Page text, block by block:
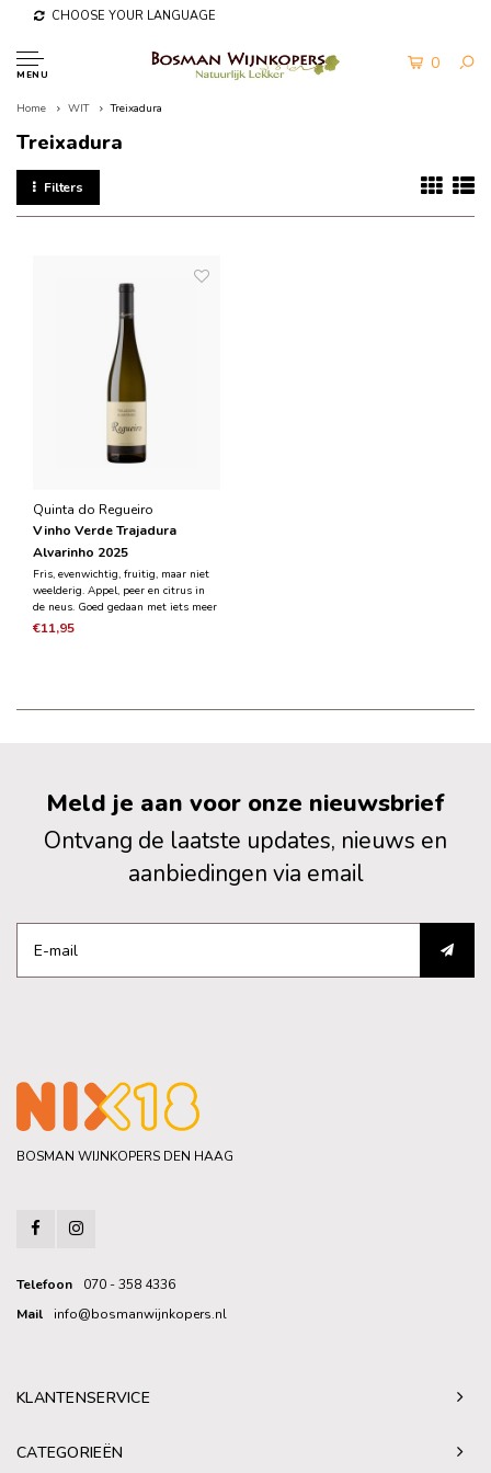
CHOOSE YOUR LANGUAGE
MENU
0
Home WIT Treixadura
Treixadura
Filters
Quinta do Regueiro
Vinho Verde Trajadura
Alvarinho 2025
Fris, evenwichtig, fruitig, maar niet
weelderig. Appel, peer en citrus in
de neus. Goed gedaan met iets meer
body en diepte dan zijn soortgenoten
€11,95
Meld je aan voor onze nieuwsbrief
Ontvang de laatste updates, nieuws en
aanbiedingen via email
BOSMAN WIJNKOPERS DEN HAAG
Telefoon
070 - 358 4336
Mail
info@bosmanwijnkopers.nl
KLANTENSERVICE
CATEGORIEËN